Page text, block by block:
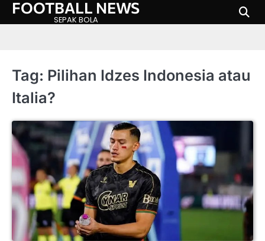
SkipFOOTBALL NEWS
SEPAK BOLA
Tag: Pilihan Idzes Indonesia atau
Italia?